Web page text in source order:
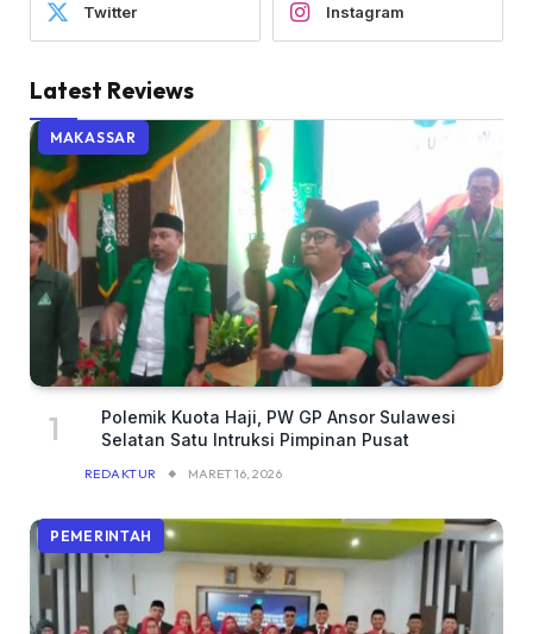
Twitter Instagram
Latest Reviews
MAKASSAR
Polemik Kuota Haji, PW GP Ansor Sulawesi
Selatan Satu Intruksi Pimpinan Pusat
REDAKTUR MARET 16, 2026
PEMERINTAH